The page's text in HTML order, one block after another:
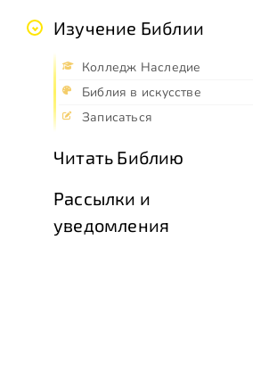
Изучение Библии
Колледж Наследие
Библия в искусстве
Записаться
Читать Библию
Рассылки и
уведомления